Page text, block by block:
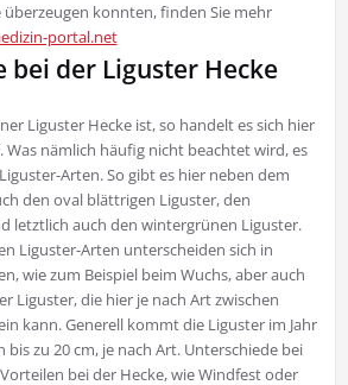
überzeugen konnten, finden Sie mehr
portal.net
bei der Liguster Hecke
Liguster Hecke ist, so handelt es sich hier
nämlich häufig nicht beachtet wird, es
Arten. So gibt es hier neben dem
den oval blättrigen Liguster, den
letztlich auch den wintergrünen Liguster.
Liguster-Arten unterscheiden sich in
wie zum Beispiel beim Wuchs, aber auch
Liguster, die hier je nach Art zwischen
kann. Generell kommt die Liguster im Jahr
zu 20 cm, je nach Art. Unterschiede bei
bei der Hecke, wie Windfest oder